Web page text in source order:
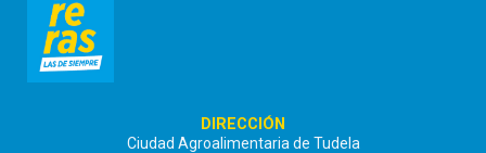
DIRECCIÓN
Ciudad Agroalimentaria de Tudela